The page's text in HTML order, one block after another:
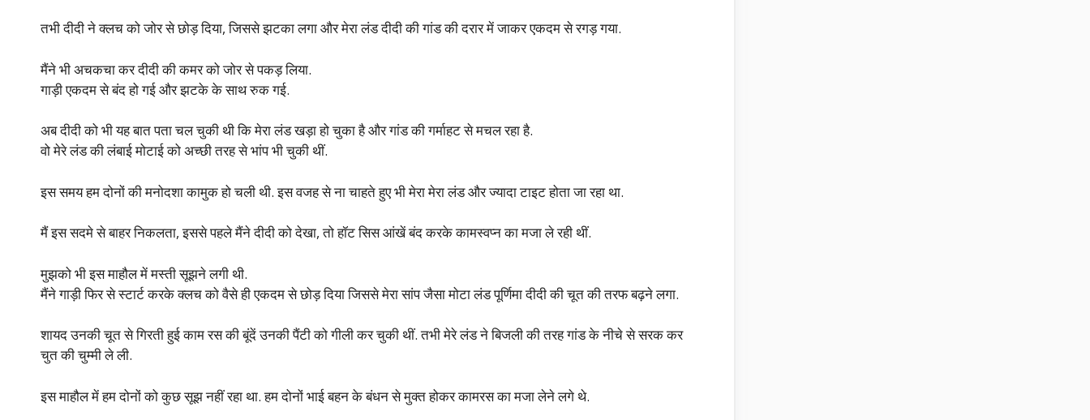
तभी दीदी ने क्लच को जोर से छोड़ दिया, जिससे झटका लगा और मेरा लंड दीदी की गांड की दरार में जाकर एकदम से रगड़ गया.
मैंने भी अचकचा कर दीदी की कमर को जोर से पकड़ लिया.
गाड़ी एकदम से बंद हो गई और झटके के साथ रुक गई.
अब दीदी को भी यह बात पता चल चुकी थी कि मेरा लंड खड़ा हो चुका है और गांड की गर्माहट से मचल रहा है.
वो मेरे लंड की लंबाई मोटाई को अच्छी तरह से भांप भी चुकी थीं.
इस समय हम दोनों की मनोदशा कामुक हो चली थी. इस वजह से ना चाहते हुए भी मेरा मेरा लंड और ज्यादा टाइट होता जा रहा था.
मैं इस सदमे से बाहर निकलता, इससे पहले मैंने दीदी को देखा, तो हॉट सिस आंखें बंद करके कामस्वप्न का मजा ले रही थीं.
मुझको भी इस माहौल में मस्ती सूझने लगी थी.
मैंने गाड़ी फिर से स्टार्ट करके क्लच को वैसे ही एकदम से छोड़ दिया जिससे मेरा सांप जैसा मोटा लंड पूर्णिमा दीदी की चूत की तरफ बढ़ने लगा.
शायद उनकी चूत से गिरती हुई काम रस की बूंदें उनकी पैंटी को गीली कर चुकी थीं. तभी मेरे लंड ने बिजली की तरह गांड के नीचे से सरक कर
चुत की चुम्मी ले ली.
इस माहौल में हम दोनों को कुछ सूझ नहीं रहा था. हम दोनों भाई बहन के बंधन से मुक्त होकर कामरस का मजा लेने लगे थे.